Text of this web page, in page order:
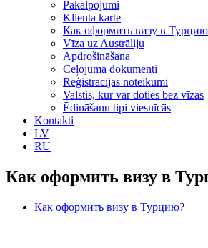
Рakalpojumi
Klienta karte
Как оформить визу в
Vīza uz Austrāliju
Apdrošināšana
Ceļojuma dokumenti
Reģistrācijas noteikumi
Valstis, kur var doties bez vīzas
Ēdināšanu tipi viesnīcās
Kontakti
LV
RU
Как оформить визу в
Как оформить визу в Турцию?